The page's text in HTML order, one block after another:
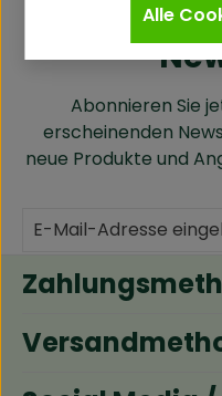
Abonnieren Sie
erscheinenden
neue Produkte und
Alle